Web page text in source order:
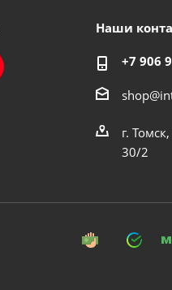
Наши
+7 906
г.
30/2